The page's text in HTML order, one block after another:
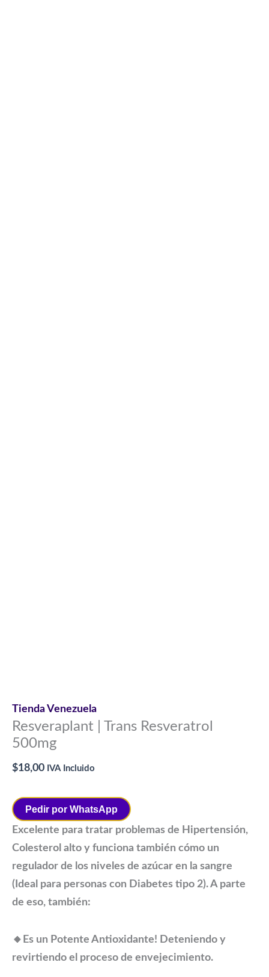
Tienda Venezuela
Resveraplant | Trans Resveratrol
500mg
$18,00 IVA Incluido
Pedir por WhatsApp
Excelente para tratar problemas de Hipertensión,
Colesterol alto y funciona también cómo un
regulador de los niveles de azúcar en la sangre
(Ideal para personas con Diabetes tipo 2). A parte
de eso, también:
🔸Es un Potente Antioxidante! Deteniendo y
revirtiendo el proceso de envejecimiento.